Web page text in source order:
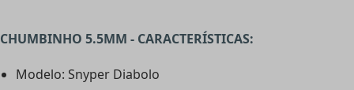
CHUMBINHO 5.5MM - CARACTERÍSTICAS:
Modelo: Snyper Diabolo